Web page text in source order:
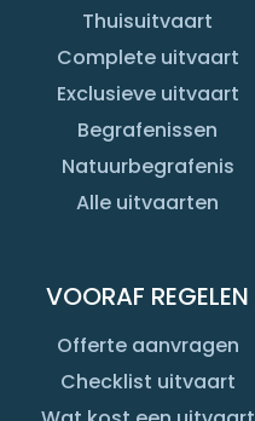
VOORAF REGELEN
Offerte aanvragen
Checklist uitvaart
Thuisuitvaart
Complete uitvaart
Exclusieve uitvaart
Begrafenissen
Natuurbegrafenis
Alle uitvaarten